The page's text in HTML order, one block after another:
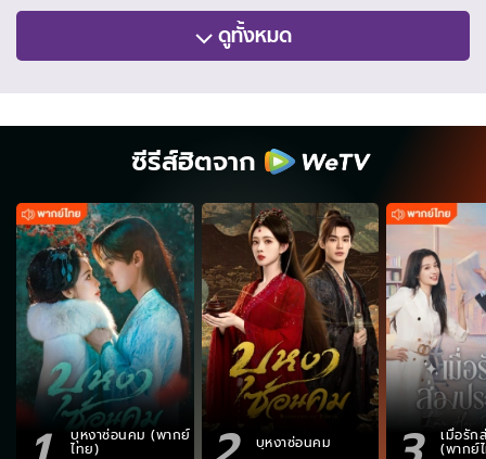
ดูทั้งหมด
ซีรีส์ฮิตจาก
บุหงาซ่อนคม (พากย์
ไทย) บุหงาซ่อนคม เมื่อรัก
(พากย์